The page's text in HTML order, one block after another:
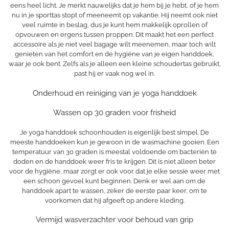
eens heel licht. Je merkt nauwelijks dat je hem bij je hebt, of je hem
nu in je sporttas stopt of meeneemt op vakantie. Hij neemt ook niet
veel ruimte in beslag, dus je kunt hem makkelijk oprollen of
opvouwen en ergens tussen proppen. Dit maakt het een perfect
accessoire als je niet veel bagage wilt meenemen, maar toch wilt
genieten van het comfort en de hygiëne van je eigen handdoek,
waar je ook bent. Zelfs als je alleen een kleine schoudertas gebruikt,
past hij er vaak nog wel in.
Onderhoud en reiniging van je yoga handdoek
Wassen op 30 graden voor frisheid
Je yoga handdoek schoonhouden is eigenlijk best simpel. De
meeste handdoeken kun je gewoon in de wasmachine gooien. Een
temperatuur van 30 graden is meestal voldoende om bacteriën te
doden en de handdoek weer fris te krijgen. Dit is niet alleen beter
voor de hygiëne, maar zorgt er ook voor dat je elke sessie weer met
een schoon gevoel kunt beginnen. Denk er wel aan om de
handdoek apart te wassen, zeker de eerste paar keer, om te
voorkomen dat hij afgeeft op andere kleding.
Vermijd wasverzachter voor behoud van grip